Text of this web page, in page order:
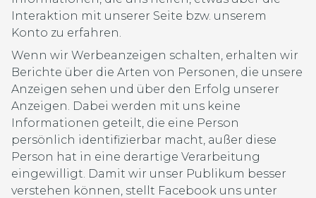
Interaktion mit unserer Seite bzw. unserem
Konto zu erfahren.
Wenn wir Werbeanzeigen schalten, erhalten wir
Berichte über die Arten von Personen, die unsere
Anzeigen sehen und über den Erfolg unserer
Anzeigen. Dabei werden mit uns keine
Informationen geteilt, die eine Person
persönlich identifizierbar macht, außer diese
Person hat in eine derartige Verarbeitung
eingewilligt. Damit wir unser Publikum besser
verstehen können, stellt Facebook uns unter